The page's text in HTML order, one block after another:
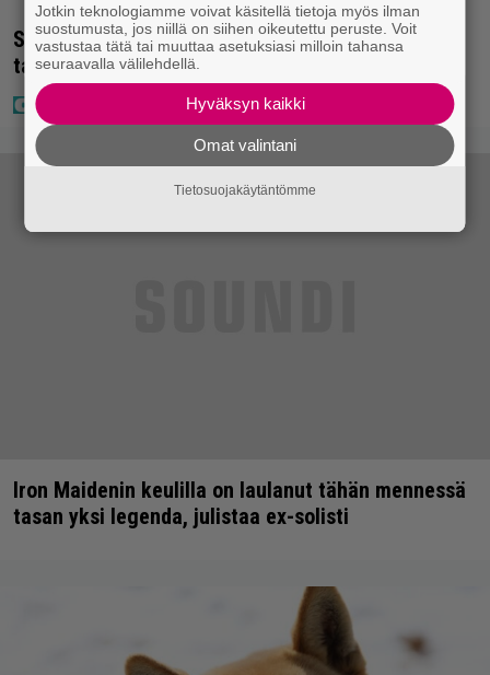
Seiska: Laulaja Frederik lyttäsi Eput – johan oli
taas kielen käyttöä
Iron Maidenin keulilla on laulanut tähän mennessä
tasan yksi legenda, julistaa ex-solisti
Jotkin teknologiamme voivat käsitellä tietoja myös ilman
suostumusta, jos niillä on siihen oikeutettu peruste. Voit
vastustaa tätä tai muuttaa asetuksiasi milloin tahansa
seuraavalla välilehdellä.
Hyväksyn kaikki
Omat valintani
Tietosuojakäytäntömme